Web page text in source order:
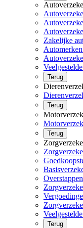
Zakelijke
Terug
Terug
Terug
Terug